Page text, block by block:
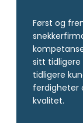
Først og
sitt tidligere
tidligere
ferdigheter
kvalitet.